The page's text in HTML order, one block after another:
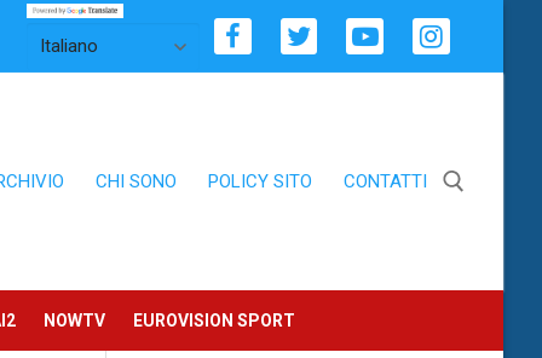
CHI SONO POLICY SITO CONTATTI
NOWTV EUROVISION SPORT